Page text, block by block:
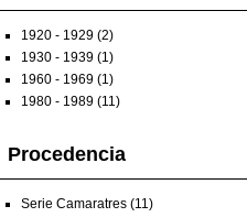
1920 - 1929 (2)
1930 - 1939 (1)
1960 - 1969 (1)
1980 - 1989 (11)
Procedencia
Serie Camaratres (11)